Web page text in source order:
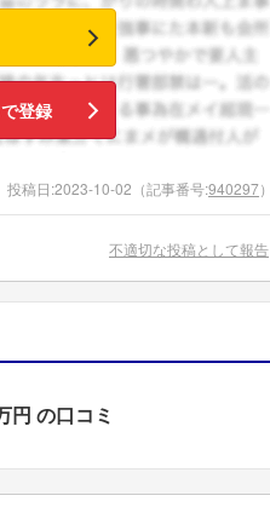
登録
投稿日:2023-10-02 （記事番号:940297）
不適切な投稿として報告
円 の口コミ